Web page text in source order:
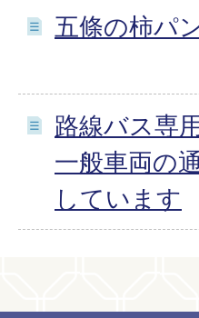
五條の柿パ
路線バス専
一般車両の
しています